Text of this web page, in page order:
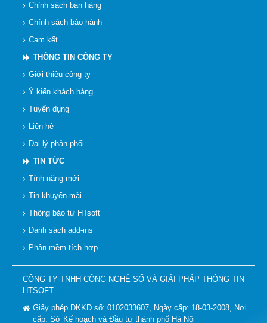
Chỉnh sách bán hàng
Chính sách bảo hành
Cam kết
THÔNG TIN CÔNG TY
Giới thiệu công ty
Ý kiến khách hàng
Tuyển dụng
Liên hệ
Đại lý phân phối
TIN TỨC
Tính năng mới
Tin khuyến mãi
Thông báo từ HTsoft
Danh sách add-ins
Phần mềm tích hợp
CÔNG TY TNHH CÔNG NGHỆ SỐ VÀ GIẢI PHÁP THÔNG TIN
HTSOFT
Giấy phép ĐKKD số: 0102033607, Ngày cấp: 18-03-2008, Nơi
cấp: Sở Kế hoạch và Đầu tư thành phố Hà Nội